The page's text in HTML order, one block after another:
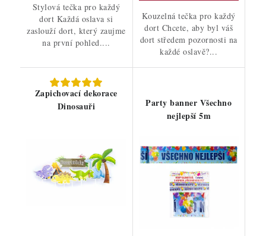
Stylová tečka pro každý
dort Každá oslava si
zaslouží dort, který zaujme
na první pohled....
Kouzelná tečka pro každý
dort Chcete, aby byl váš
dort středem pozornosti na
každé oslavě?...
Zapichovací dekorace
Dinosauři
Party banner Všechno
nejlepší 5m